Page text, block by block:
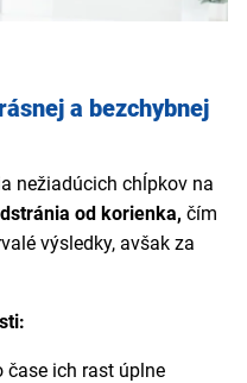
a bezchybnej
nežiadúcich chĺpkov na
od korienka, čím
výsledky, avšak za
čase ich rast úplne